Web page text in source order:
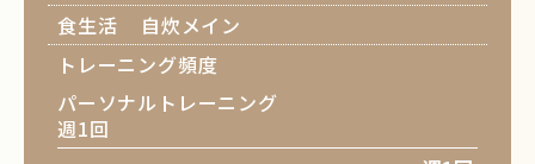
食生活
自炊メイン
トレーニング頻度
パーソナルトレーニング
週1回